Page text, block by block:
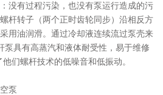
没有过程污染，也没有泵运行造成的污
杆转子（两个正时齿轮同步）沿相反方
用油润滑。通过冷却液连续流过泵壳来
泵具有高蒸汽和液体耐受性，易于维修
们螺杆技术的低噪音和低振动。
泵